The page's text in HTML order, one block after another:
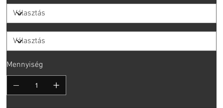
Mennyiség